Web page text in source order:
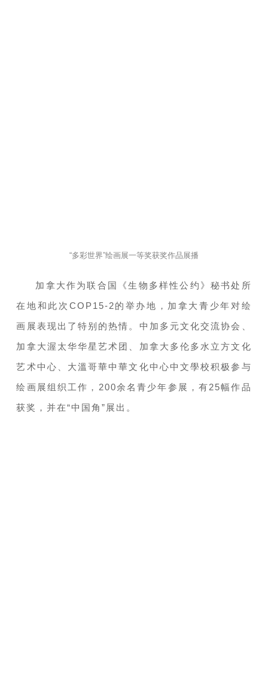
“多彩世界”绘画展一等奖获奖作品展播
加拿大作为联合国《生物多样性公约》秘书处所
在地和此次COP15-2的举办地，加拿大青少年对绘
画展表现出了特别的热情。中加多元文化交流协会、
加拿大渥太华华星艺术团、加拿大多伦多水立方文化
艺术中心、大溫哥華中華文化中心中文學校积极参与
绘画展组织工作，200余名青少年参展，有25幅作品
获奖，并在“中国角”展出。